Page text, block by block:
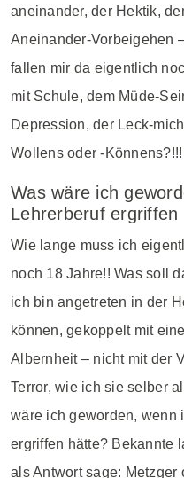
aneinander, der Hektik,
Aneinander-Vorbeigehen
fallen mir da eigentlich
mit Schule, dem Müde-
Depression, der Leck-
Wollens oder -Könnens?!!!
Was wäre ich
Lehrerberuf ergriffen
Wie lange muss ich
noch 18 Jahre!! Was soll
ich bin angetreten in der
können, gekoppelt mit
Albernheit – nicht mit der
Terror, wie ich sie selber
wäre ich geworden, wenn
ergriffen hätte? Bekannte
als Antwort sage: Metzger